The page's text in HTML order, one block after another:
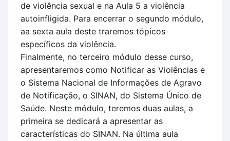
de violência sexual e na Aula 5 a violência
autoinfligida. Para encerrar o segundo módulo,
aa sexta aula deste traremos tópicos
específicos da violência.
Finalmente, no terceiro módulo desse curso,
apresentaremos como Notificar as Violências e
o Sistema Nacional de Informações de Agravo
de Notificação, o SINAN, do Sistema Único de
Saúde. Neste módulo, teremos duas aulas, a
primeira se dedicará a apresentar as
características do SINAN. Na última aula